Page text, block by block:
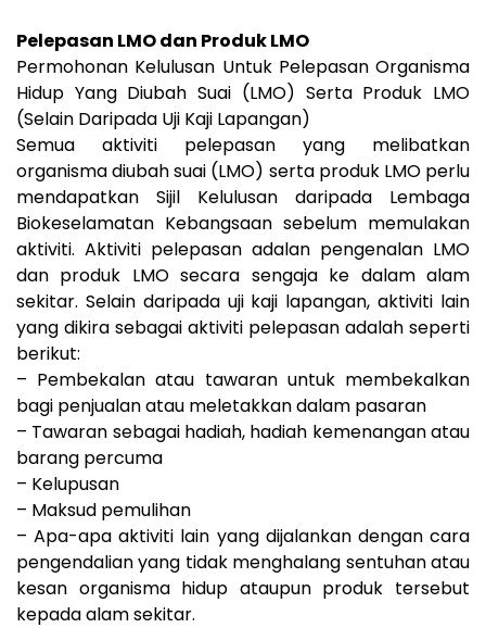
Pelepasan LMO dan Produk LMO
Permohonan Kelulusan Untuk Pelepasan Organisma
Hidup Yang Diubah Suai (LMO) Serta Produk LMO
(Selain Daripada Uji Kaji Lapangan)
Semua aktiviti pelepasan yang melibatkan
organisma diubah suai (LMO) serta produk LMO perlu
mendapatkan Sijil Kelulusan daripada Lembaga
Biokeselamatan Kebangsaan sebelum memulakan
aktiviti. Aktiviti pelepasan adalan pengenalan LMO
dan produk LMO secara sengaja ke dalam alam
sekitar. Selain daripada uji kaji lapangan, aktiviti lain
yang dikira sebagai aktiviti pelepasan adalah seperti
berikut:
– Pembekalan atau tawaran untuk membekalkan
bagi penjualan atau meletakkan dalam pasaran
– Tawaran sebagai hadiah, hadiah kemenangan atau
barang percuma
– Kelupusan
– Maksud pemulihan
– Apa-apa aktiviti lain yang dijalankan dengan cara
pengendalian yang tidak menghalang sentuhan atau
kesan organisma hidup ataupun produk tersebut
kepada alam sekitar.